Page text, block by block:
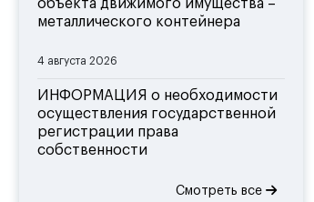
объекта движимого имущества –
металлического контейнера
4 августа 2026
ИНФОРМАЦИЯ о необходимости
осуществления государственной
регистрации права
собственности
Смотреть все